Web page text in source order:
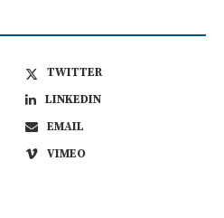
TWITTER
LINKEDIN
EMAIL
VIMEO